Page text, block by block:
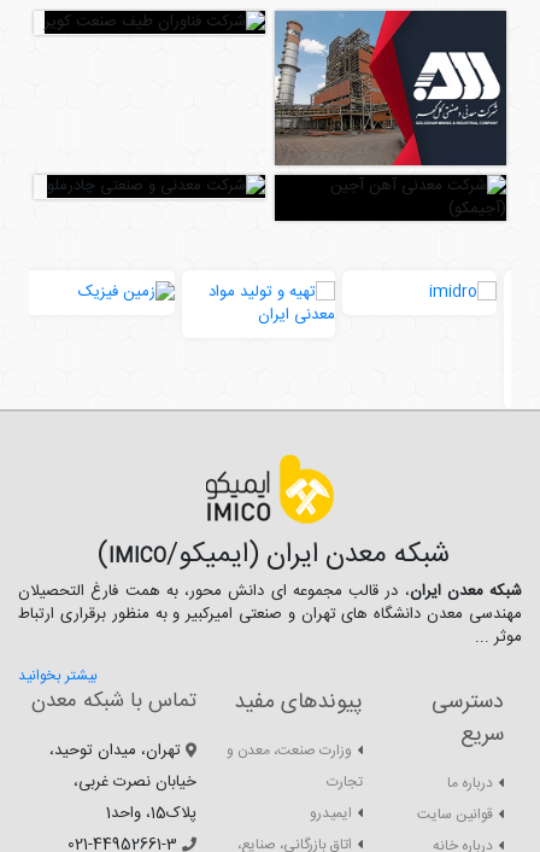
شبکه معدن ایران (ایمیکو/IMICO
)
شبکه معدن ایران، در قالب مجموعه ای دانش محور، به همت فارغ­ التحصیلان
مهندسی معدن دانشگاه ­های تهران و صنعتی امیرکبیر و به منظور برقراری ارتباط
موثر ...
بیشتر بخوانید
دسترسی
سریع
درباره ما
قوانین سایت
درباره خانه
پیوندهای مفید
وزارت صنعت، معدن و
تجارت
ایمیدرو
اتاق بازرگانی، صنایع،
تماس با شبکه معدن
تهران، میدان توحید،
خیابان نصرت غربی،
پلاک15، واحد1
021-44952661-3